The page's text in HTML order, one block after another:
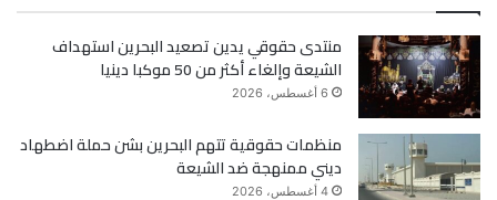
ب
و
ك
ت
ر
منتدى حقوقي يدين تصعيد البحرين استهداف
الشيعة وإلغاء أكثر من 50 موكبا دينيا
6 أغسطس، 2026
منظمات حقوقية تتهم البحرين بشن حملة اضطهاد
ديني ممنهجة ضد الشيعة
4 أغسطس، 2026